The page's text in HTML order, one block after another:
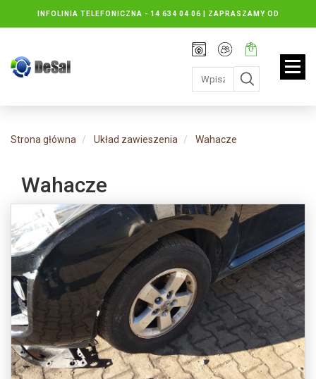
INFOLINIA TELEFONICZNA - 14 634 04 06 | ZAPRASZAMY OD
PONIEDZIAŁKU DO PIĄTKU : 8.30 DO 16.30, SOBOTY: 8.30 DO 13.00
Rejestracja
Moje
konto
Twój
koszyk:
jest
pusty
Strona główna Układ zawieszenia Wahacze
Wahacze